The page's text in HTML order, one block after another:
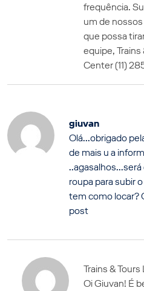
frequência.
um de
que possa
equipe,
Center (11)
giuvan
Olá...obrigado
de mais u a
roupa para subir
tem como locar?
post
Trains &
Oi Giuvan! É